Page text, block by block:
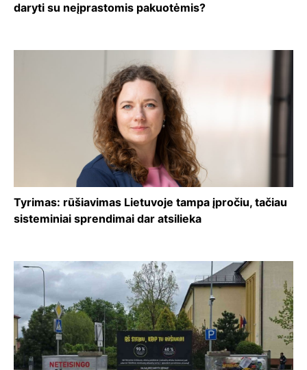
daryti su neįprastomis pakuotėmis?
Tyrimas: rūšiavimas Lietuvoje tampa įpročiu, tačiau
sisteminiai sprendimai dar atsilieka